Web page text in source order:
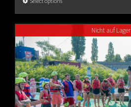
€80.00
Nicht auf Lager